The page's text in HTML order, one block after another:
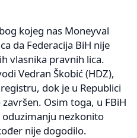
kojeg nas Moneyval
da Federacija BiH nije
vlasnika pravnih lica.
Vedran Škobić (HDZ),
dok je u Republici
Osim toga, u FBiH
nezkonito
nije dogodilo.